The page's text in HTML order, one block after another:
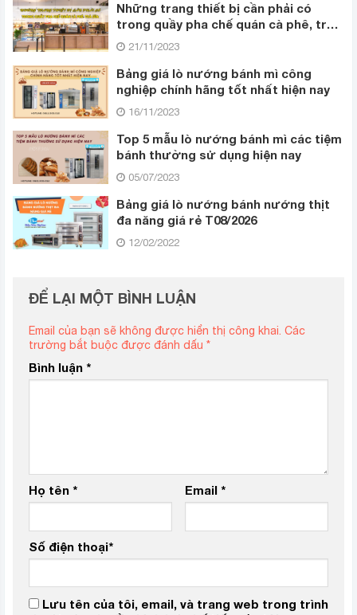
Những trang thiết bị cần phải có
trong quầy pha chế quán cà phê, trà
sữa21/11/2023
Bảng giá lò nướng bánh mì công
nghiệp chính hãng tốt nhất hiện nay
16/11/2023
Top 5 mẫu lò nướng bánh mì các tiệm
bánh thường sử dụng hiện nay
05/07/2023
Bảng giá lò nướng bánh nướng thịt
đa năng giá rẻ T08/2026
12/02/2022
ĐỂ LẠI MỘT BÌNH LUẬN
Email của bạn sẽ không được hiển thị công khai. Các
trường bắt buộc được đánh dấu *
Bình luận *
Họ tên * Email *
Số điện thoại*
Lưu tên của tôi, email, và trang web trong trình